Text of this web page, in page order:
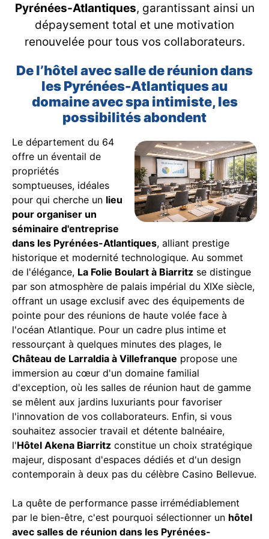
Pyrénées-Atlantiques, garantissant ainsi un
dépaysement total et une motivation
renouvelée pour tous vos collaborateurs.
De l’hôtel avec salle de réunion dans
les Pyrénées-Atlantiques au
domaine avec spa intimiste, les
possibilités abondent
Le département du 64
offre un éventail de
propriétés
somptueuses, idéales
pour qui cherche un lieu
pour organiser un
séminaire d'entreprise
dans les Pyrénées-Atlantiques, alliant prestige
historique et modernité technologique. Au sommet
de l'élégance, La Folie Boulart à Biarritz se distingue
par son atmosphère de palais impérial du XIXe siècle,
offrant un usage exclusif avec des équipements de
pointe pour des réunions de haute volée face à
l'océan Atlantique. Pour un cadre plus intime et
ressourçant à quelques minutes des plages, le
Château de Larraldia à Villefranque propose une
immersion au cœur d'un domaine familial
d'exception, où les salles de réunion haut de gamme
se mêlent aux jardins luxuriants pour favoriser
l'innovation de vos collaborateurs. Enfin, si vous
souhaitez associer travail et détente balnéaire,
l'Hôtel Akena Biarritz constitue un choix stratégique
majeur, disposant d'espaces dédiés et d'un design
contemporain à deux pas du célèbre Casino Bellevue.
La quête de performance passe irrémédiablement
par le bien-être, c'est pourquoi sélectionner un hôtel
avec salles de réunion dans les Pyrénées-